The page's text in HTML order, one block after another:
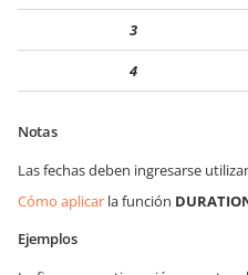
3
4
Notas
Las fechas deben ingresarse
Cómo aplicar la función
Ejemplos